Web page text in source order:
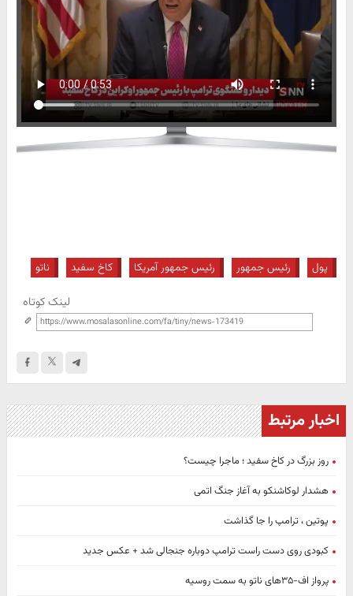
پول رئیس جمهور رئیس جمهور آمریکا کاخ سفید ناتو
لینک کوتاه
اخبار مرتبط
روز بزرگ در کاخ سفید ؛ ماجرا چیست؟
هشدار لوکاشنکو به آغاز جنگ اتمی
پوتین ، ترامپ را جا گذاشت
کبودی روی دست راست ترامپ دوباره جنجالی شد + عکس جدید
پرواز اف-۳۵های ناتو به سمت روسیه